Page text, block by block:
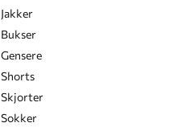
Jakker
Bukser
Gensere
Shorts
Skjorter
Sokker